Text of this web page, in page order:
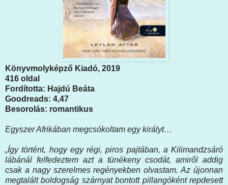
Könyvmolyképző Kiadó, 2019
416 oldal
Fordította: Hajdú Beáta
Goodreads: 4,47
Besorolás: romantikus
Egyszer ​Afrikában megcsókoltam egy királyt…
„Így történt, hogy egy régi, piros pajtában, a Kilimandzsáró
lábánál felfedeztem azt a tünékeny csodát, amiről addig
csak a nagy szerelmes regényekben olvastam. Az újonnan
megtalált boldogság szárnyat bontott pillangóként repdesett